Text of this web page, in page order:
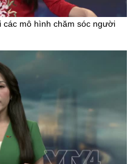
các mô hình chăm sóc người